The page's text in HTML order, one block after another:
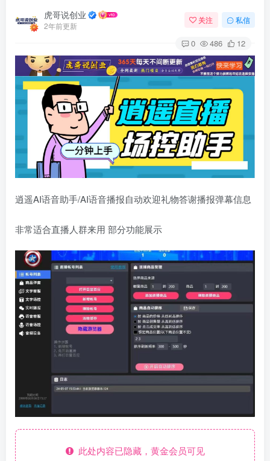
虎哥说创业
2年前更新
关注 私信
0 486 12
逍遥AI语音助手/AI语音播报自动欢迎礼物答谢播报弹幕信息
非常适合直播人群来用 部分功能展示
此处内容已隐藏，黄金会员可见